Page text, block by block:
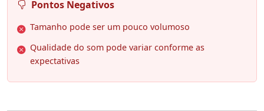
Pontos Negativos
Tamanho pode ser um pouco volumoso
Qualidade do som pode variar conforme as
expectativas